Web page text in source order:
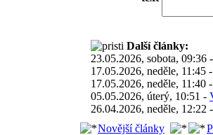
Další články:
23.05.2026, sobota, 09:36 -
17.05.2026, neděle, 11:45 -
17.05.2026, neděle, 11:40 -
05.05.2026, úterý, 10:51 -
26.04.2026, neděle, 12:22 -
Novější články